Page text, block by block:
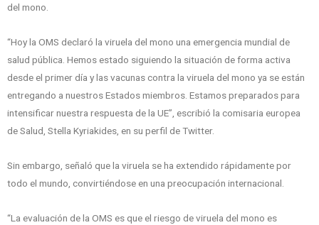
del mono.
“Hoy la OMS declaró la viruela del mono una emergencia mundial de
salud pública. Hemos estado siguiendo la situación de forma activa
desde el primer día y las vacunas contra la viruela del mono ya se están
entregando a nuestros Estados miembros. Estamos preparados para
intensificar nuestra respuesta de la UE”, escribió la comisaria europea
de Salud, Stella Kyriakides, en su perfil de Twitter.
Sin embargo, señaló que la viruela se ha extendido rápidamente por
todo el mundo, convirtiéndose en una preocupación internacional.
“La evaluación de la OMS es que el riesgo de viruela del mono es